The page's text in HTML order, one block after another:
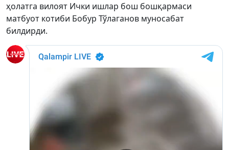
ҳолатга вилоят Ички ишлар бош бошқармаси
матбуот котиби Бобур Тўлаганов муносабат
билдирди.